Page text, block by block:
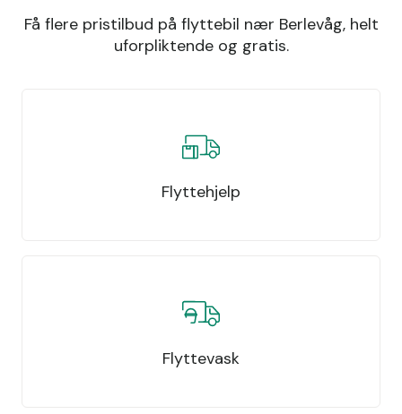
Få flere pristilbud på flyttebil nær Berlevåg, helt
uforpliktende og gratis.
Flyttehjelp
Flyttevask